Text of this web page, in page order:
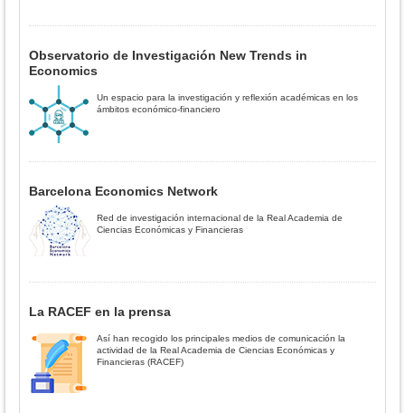
Observatorio de Investigación New Trends in
Economics
Un espacio para la investigación y reflexión académicas en los
ámbitos económico-financiero
Barcelona Economics Network
Red de investigación internacional de la Real Academia de
Ciencias Económicas y Financieras
La RACEF en la prensa
Así han recogido los principales medios de comunicación la
actividad de la Real Academia de Ciencias Económicas y
Financieras (RACEF)